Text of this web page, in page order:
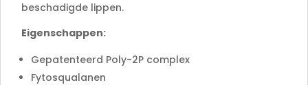
beschadigde lippen.
Eigenschappen:
Gepatenteerd Poly-2P complex
Fytosqualanen